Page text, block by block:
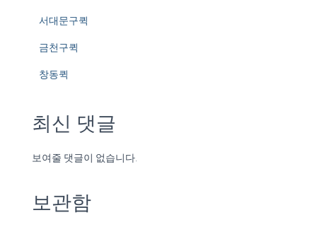
서대문구퀵
금천구퀵
창동퀵
최신 댓글
보여줄 댓글이 없습니다.
보관함